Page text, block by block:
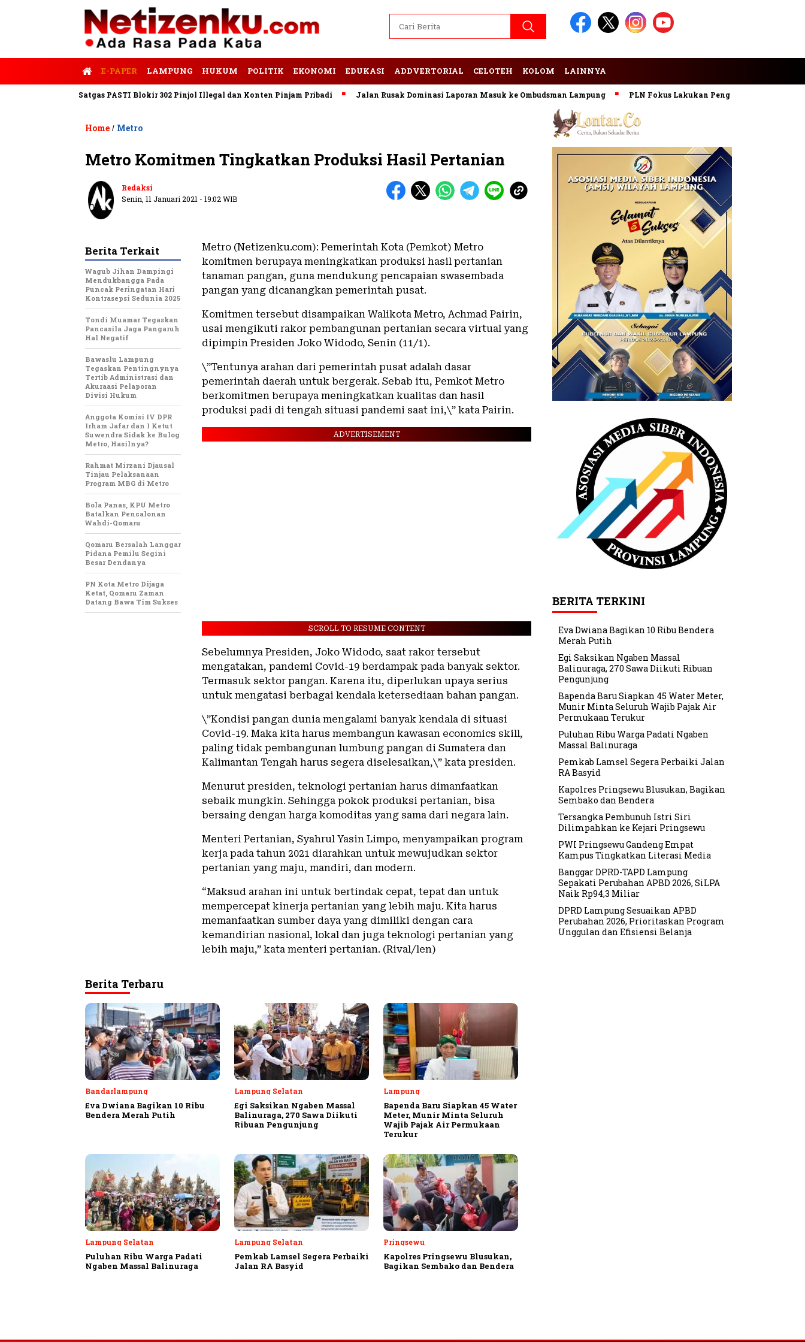
E-PAPER LAMPUNG HUKUM POLITIK EKONOMI EDUKASI ADDVERTORIAL CELOTEH KOLOM LAINNYA
Satgas PASTI Blokir 302 Pinjol Illegal dan Konten Pinjam Pribadi Jalan Rusak Dominasi Laporan Masuk ke Ombudsman Lampung PLN Fokus Lakukan Pengembangan Pembangkit
Home / Metro
Metro Komitmen Tingkatkan Produksi Hasil Pertanian
Redaksi
Senin, 11 Januari 2021 - 19:02 WIB
Metro (Netizenku.com): Pemerintah Kota (Pemkot) Metro
komitmen berupaya meningkatkan produksi hasil pertanian
tanaman pangan, guna mendukung pencapaian swasembada
pangan yang dicanangkan pemerintah pusat.
Komitmen tersebut disampaikan Walikota Metro, Achmad Pairin,
usai mengikuti rakor pembangunan pertanian secara virtual yang
dipimpin Presiden Joko Widodo, Senin (11/1).
\”Tentunya arahan dari pemerintah pusat adalah dasar
pemerintah daerah untuk bergerak. Sebab itu, Pemkot Metro
berkomitmen berupaya meningkatkan kualitas dan hasil
produksi padi di tengah situasi pandemi saat ini,\” kata Pairin.
ADVERTISEMENT
SCROLL TO RESUME CONTENT
Sebelumnya Presiden, Joko Widodo, saat rakor tersebut
mengatakan, pandemi Covid-19 berdampak pada banyak sektor.
Termasuk sektor pangan. Karena itu, diperlukan upaya serius
untuk mengatasi berbagai kendala ketersediaan bahan pangan.
\”Kondisi pangan dunia mengalami banyak kendala di situasi
Covid-19. Maka kita harus membangun kawasan economics skill,
paling tidak pembangunan lumbung pangan di Sumatera dan
Kalimantan Tengah harus segera diselesaikan,\” kata presiden.
Menurut presiden, teknologi pertanian harus dimanfaatkan
sebaik mungkin. Sehingga pokok produksi pertanian, bisa
bersaing dengan harga komoditas yang sama dari negara lain.
Menteri Pertanian, Syahrul Yasin Limpo, menyampaikan program
kerja pada tahun 2021 diarahkan untuk mewujudkan sektor
pertanian yang maju, mandiri, dan modern.
“Maksud arahan ini untuk bertindak cepat, tepat dan untuk
mempercepat kinerja pertanian yang lebih maju. Kita harus
memanfaatkan sumber daya yang dimiliki dengan cara
kemandirian nasional, lokal dan juga teknologi pertanian yang
lebih maju,” kata menteri pertanian. (Rival/len)
Berita Terkait
Wagub Jihan Dampingi
Mendukbangga Pada
Puncak Peringatan Hari
Kontrasepsi Sedunia 2025
Tondi Muamar Tegaskan
Pancasila Jaga Pangaruh
Hal Negatif
Bawaslu Lampung
Tegaskan Pentingnynya
Tertib Administrasi dan
Akuraasi Pelaporan
Divisi Hukum
Anggota Komisi IV DPR
Irham Jafar dan I Ketut
Suwendra Sidak ke Bulog
Metro, Hasilnya?
Rahmat Mirzani Djausal
Tinjau Pelaksanaan
Program MBG di Metro
Bola Panas, KPU Metro
Batalkan Pencalonan
Wahdi-Qomaru
Qomaru Bersalah Langgar
Pidana Pemilu Segini
Besar Dendanya
PN Kota Metro Dijaga
Ketat, Qomaru Zaman
Datang Bawa Tim Sukses
Berita Terbaru
Bandarlampung
Eva Dwiana Bagikan 10 Ribu
Bendera Merah Putih
Lampung Selatan
Egi Saksikan Ngaben Massal
Balinuraga, 270 Sawa Diikuti
Ribuan Pengunjung
Lampung
Bapenda Baru Siapkan 45 Water
Meter, Munir Minta Seluruh
Wajib Pajak Air Permukaan
Terukur
Lampung Selatan
Puluhan Ribu Warga Padati
Ngaben Massal Balinuraga
Lampung Selatan
Pemkab Lamsel Segera Perbaiki
Jalan RA Basyid
Pringsewu
Kapolres Pringsewu Blusukan,
Bagikan Sembako dan Bendera
BERITA TERKINI
Eva Dwiana Bagikan 10 Ribu Bendera
Merah Putih
Egi Saksikan Ngaben Massal
Balinuraga, 270 Sawa Diikuti Ribuan
Pengunjung
Bapenda Baru Siapkan 45 Water Meter,
Munir Minta Seluruh Wajib Pajak Air
Permukaan Terukur
Puluhan Ribu Warga Padati Ngaben
Massal Balinuraga
Pemkab Lamsel Segera Perbaiki Jalan
RA Basyid
Kapolres Pringsewu Blusukan, Bagikan
Sembako dan Bendera
Tersangka Pembunuh Istri Siri
Dilimpahkan ke Kejari Pringsewu
PWI Pringsewu Gandeng Empat
Kampus Tingkatkan Literasi Media
Banggar DPRD-TAPD Lampung
Sepakati Perubahan APBD 2026, SiLPA
Naik Rp94,3 Miliar
DPRD Lampung Sesuaikan APBD
Perubahan 2026, Prioritaskan Program
Unggulan dan Efisiensi Belanja